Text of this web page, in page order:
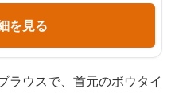
を見る
ラウスで、首元のボウタイ